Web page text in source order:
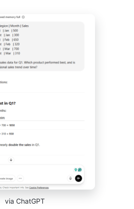
via ChatGPT